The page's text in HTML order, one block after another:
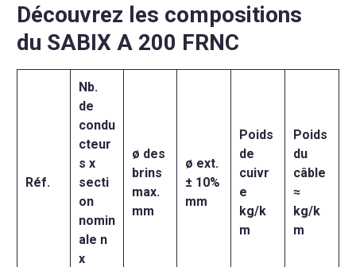
Découvrez les compositions
du SABIX A 200 FRNC
Réf.
Nb.
de
condu
cteur
s x
secti
on
nomin
ale n
x
ø des
brins
max.
mm
ø ext.
± 10%
mm
Poids
de
cuivr
e
kg/k
m
Poids
du
câble
≈
kg/k
m